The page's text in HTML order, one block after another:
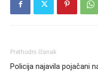
Prethodni članak
Policija najavila pojačani